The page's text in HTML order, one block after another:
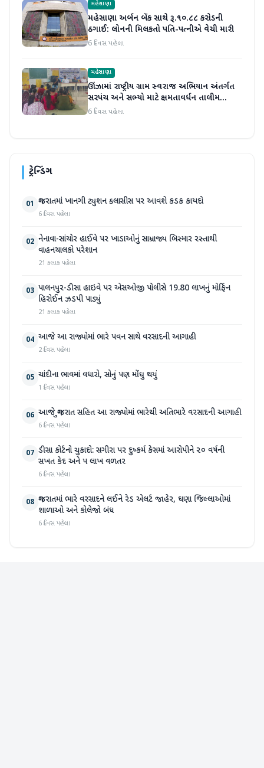
મહેસાણા
મહેસાણા અર્બન બેંક સાથે રૂ.૧૦.૮૮ કરોડની
ઠગાઈ: લોનની મિલકતો પતિ-પત્નીએ વેચી મારી
6 દિવસ પહેલા
મહેસાણા
ઊંઝામાં રાષ્ટ્રીય ગ્રામ સ્વરાજ અભિયાન અંતર્ગત
સરપંચ અને સભ્યો માટે ક્ષમતાવર્ધન તાલીમ
યોજાઈ
6 દિવસ પહેલા
ટ્રેન્ડિંગ
01 ગુજરાતમાં ખાનગી ટ્યુશન ક્લાસીસ પર આવશે કડક કાયદો
6 દિવસ પહેલા
02 નેનાવા-સાંચોર હાઈવે પર ખાડાઓનું સામ્રાજ્ય બિસ્માર રસ્તાથી
વાહનચાલકો પરેશાન
21 કલાક પહેલા
03 પાલનપુર-ડીસા હાઇવે પર એસઓજી પોલીસે 19.80 લાખનું મોર્ફિન
હિરોઈન ઝડપી પાડ્યું
21 કલાક પહેલા
04 આજે આ રાજ્યોમાં ભારે પવન સાથે વરસાદની આગાહી
2 દિવસ પહેલા
05 ચાંદીના ભાવમાં વધારો, સોનું પણ મોંઘુ થયું
1 દિવસ પહેલા
06 આજે ગુજરાત સહિત આ રાજ્યોમાં ભારેથી અતિભારે વરસાદની આગાહી
6 દિવસ પહેલા
07 ડીસા કોર્ટનો ચુકાદો: સગીરા પર દુષ્કર્મ કેસમાં આરોપીને ૨૦ વર્ષની
સખત કેદ અને ૫ લાખ વળતર
6 દિવસ પહેલા
08 ગુજરાતમાં ભારે વરસાદને લઈને રેડ એલર્ટ જાહેર, ઘણા જિલ્લાઓમાં
શાળાઓ અને કોલેજો બંધ
6 દિવસ પહેલા